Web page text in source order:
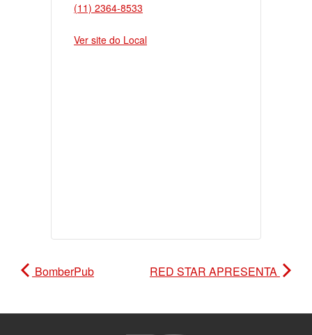
(11) 2364-8533
Ver site do Local
BomberPub RED STAR APRESENTA